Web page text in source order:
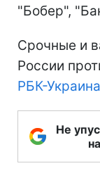
"Бобер",
Срочные и
России
РБК-
Не